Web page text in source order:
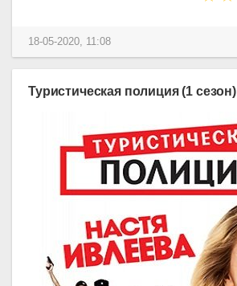
18-05-2020, 11:08
Туристическая полиция (1 сезон)